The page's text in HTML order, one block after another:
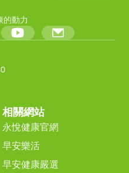
的動力
相關網站
永悅健康官網
早安樂活
早安健康嚴選